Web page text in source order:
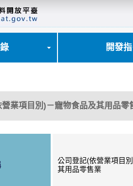
開發
業項目別)－寵物食品及其用品零
公司登記(依營業項目
其用品零售業